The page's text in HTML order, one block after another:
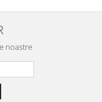
noastre